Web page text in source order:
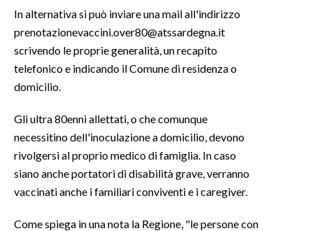
SARDI NEL MONDO
EVENTI
#CARAUNIONE
In alternativa si può inviare una mail all'indirizzo
prenotazionevaccini.over80@atssardegna.it
scrivendo le proprie generalità, un recapito
telefonico e indicando il Comune di residenza o
domicilio.
Gli ultra 80enni allettati, o che comunque
necessitino dell'inoculazione a domicilio, devono
rivolgersi al proprio medico di famiglia. In caso
siano anche portatori di disabilità grave, verranno
vaccinati anche i familiari conviventi e i caregiver.
Come spiega in una nota la Regione, "le persone con